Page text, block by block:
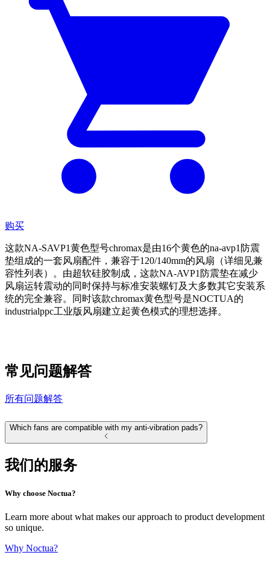
购买
这款NA-SAVP1黄色型号chromax是由16个黄色的na-avp1防震
垫组成的一套风扇配件，兼容于120/140mm的风扇（详细见兼
容性列表）。由超软硅胶制成，这款NA-AVP1防震垫在减少
风扇运转震动的同时保持与标准安装螺钉及大多数其它安装系
统的完全兼容。同时该款chromax黄色型号是NOCTUA的
industrialppc工业版风扇建立起黄色模式的理想选择。
常见问题解答
所有问题解答
Which fans are compatible with my anti-vibration pads?
我们的服务
Why choose Noctua?
Learn more about what makes our approach to product development
so unique.
Why Noctua?